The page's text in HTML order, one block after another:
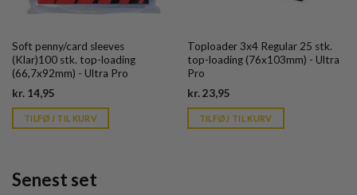
Soft penny/card sleeves
(Klar)100 stk. top-loading
(66,7x92mm) - Ultra Pro
kr. 14,95
is:
kr. 39,95.
TILFØJ TIL KURV
Toploader 3x4 Regular 25 stk.
top-loading (76x103mm) - Ultra
Pro
kr.23,95Current
is:
kr. 39,95.
TILFØJ TIL KURV
Senest set